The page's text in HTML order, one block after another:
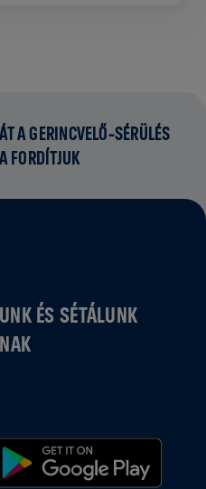
A GERINCVELŐ‑SÉRÜLÉS
FORDÍTJUK
ÉS SÉTÁLUNK